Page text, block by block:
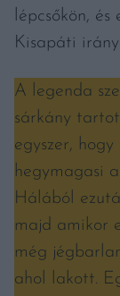
lépcsőkön,
Kisapáti
A legenda
sárkány
egyszer,
hegymagasi
Hálából
majd amikor
még
ahol lakott.